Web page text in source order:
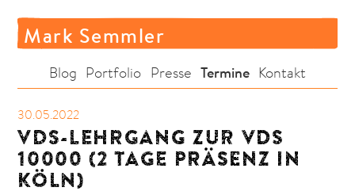
Mark Semmler
Blog Portfolio Presse Termine Kontakt
30.05.2022
VDS-LEHRGANG ZUR VDS
10000 (2 TAGE PRÄSENZ IN
KÖLN)